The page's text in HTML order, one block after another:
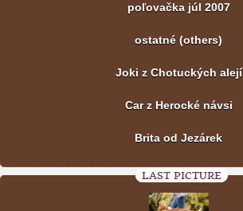
poľovačka júl 2007
ostatné (others)
Joki z Chotuckých alejí
Car z Herocké návsi
Brita od Jezárek
LAST PICTURE